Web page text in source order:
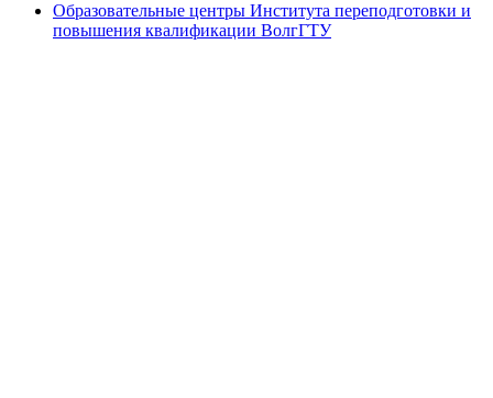
Образовательные центры Института переподготовки и
повышения квалификации ВолгГТУ